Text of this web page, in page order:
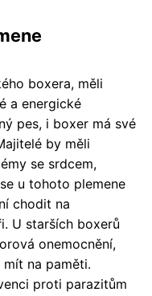
boxera, měli
a energické
pes, i boxer má své
by měli
se srdcem,
u tohoto plemene
chodit na
U starších boxerů
onemocnění,
na paměti.
proti parazitům